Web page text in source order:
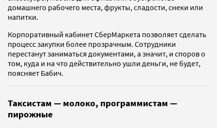
домашнего рабочего места, фрукты, сладости, снеки или
напитки.
Корпоративный кабинет СберМаркета позволяет сделать
процесс закупки более прозрачным. Сотрудники
перестанут заниматься документами, а значит, и споров о
том, куда и на что действительно ушли деньги, не будет,
поясняет Бабич.
Таксистам — молоко, программистам —
пирожные